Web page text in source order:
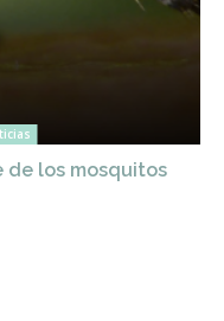
de los mosquitos